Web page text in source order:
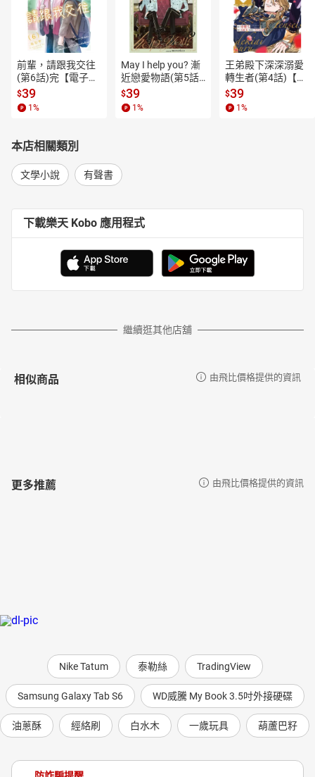
前輩，請跟我交往
(第6話)完【電子
書】
$39
1%
May I help you? 漸
近戀愛物語(第5話)
【電子書】
$39
1%
王弟殿下深深溺愛
轉生者(第4話)【電
子書】
$39
1%
本店相關類別
文學小說 有聲書
下載樂天 Kobo 應用程式
繼續逛其他店舖
相似商品 由飛比價格提供的資訊
更多推薦 由飛比價格提供的資訊
Nike Tatum 泰勒絲 TradingView
Samsung Galaxy Tab S6 WD威騰 My Book 3.5吋外接硬碟
油蔥酥 經絡刷 白水木 一歲玩具 葫蘆巴籽